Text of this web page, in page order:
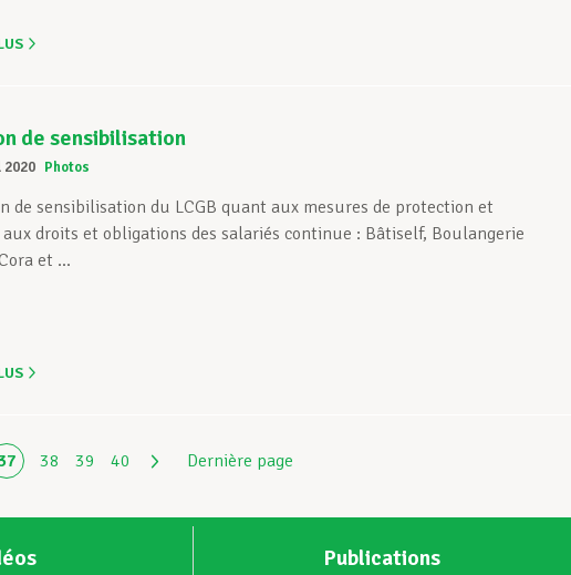
de sensibilisation
2020 Photos
de sensibilisation du LCGB quant aux mesures de protection et
droits et obligations des salariés continue : Bâtiself, Boulangerie
et ...
38 39 40 Dernière page
Publications